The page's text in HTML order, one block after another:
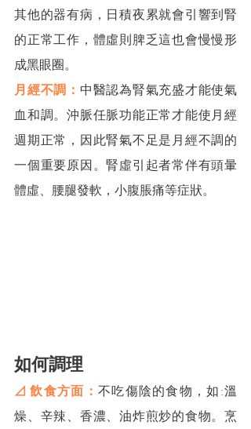
其他的器有病，日積夜累就會引響到腎
的正常工作，體虛則脾乏這也會慢慢形
成黑眼圈。
月經不調： 中醫認為腎氣充盛才能使氣
血和調。沖脈任脈功能正常才能使月經
週期正常，因此腎氣不足是月經不調的
一個重要原因。腎虛引起者常伴有頭暈
體虛、腰腿發軟，小腹脹痛等症狀。
如何調理
⊿ 飲食方面： 不吃傷陰的食物，如:溫
燥、辛辣、香濃、油炸煎炒的食物。烹